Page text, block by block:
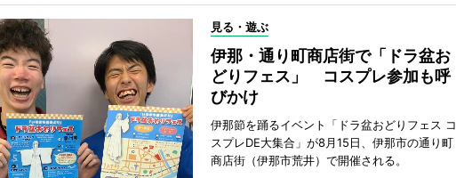
見る・遊ぶ
伊那・通り町商店街で「ドラ盆お
どりフェス」 コスプレ参加も呼
びかけ
伊那節を踊るイベント「ドラ盆おどりフェス コ
スプレDE大集合」が8月15日、伊那市の通り町
商店街（伊那市荒井）で開催される。